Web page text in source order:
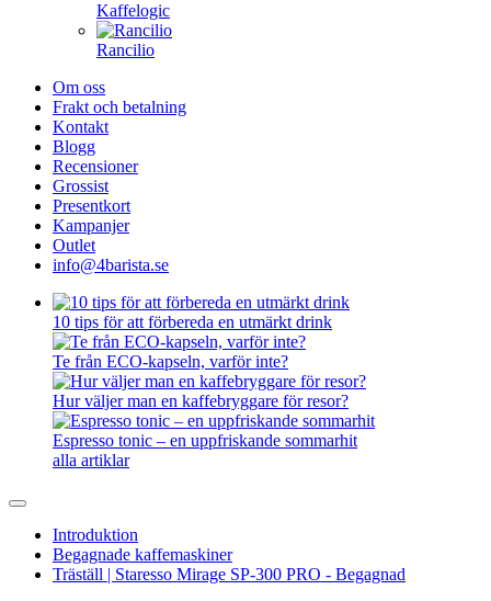
Kaffelogic
Rancilio
Om oss
Frakt och betalning
Kontakt
Blogg
Recensioner
Grossist
Presentkort
Kampanjer
Outlet
info@4barista.se
10 tips för att förbereda en utmärkt drink
Te från ECO-kapseln, varför inte?
Hur väljer man en kaffebryggare för resor?
Espresso tonic – en uppfriskande sommarhit
alla artiklar
Introduktion
Begagnade kaffemaskiner
Träställ | Staresso Mirage SP-300 PRO - Begagnad